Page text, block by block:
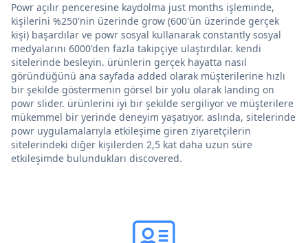
Powr açılır penceresine kaydolma just months işleminde,
kişilerini %250'nin üzerinde grow (600'ün üzerinde gerçek
kişi) başardılar ve powr sosyal kullanarak constantly sosyal
medyalarını 6000'den fazla takipçiye ulaştırdılar. kendi
sitelerinde besleyin. ürünlerin gerçek hayatta nasıl
göründüğünü ana sayfada added olarak müşterilerine hızlı
bir şekilde göstermenin görsel bir yolu olarak landing on
powr slider. ürünlerini iyi bir şekilde sergiliyor ve müşterilere
mükemmel bir yerinde deneyim yaşatıyor. aslında, sitelerinde
powr uygulamalarıyla etkileşime giren ziyaretçilerin
sitelerindeki diğer kişilerden 2,5 kat daha uzun süre
etkileşimde bulundukları discovered.